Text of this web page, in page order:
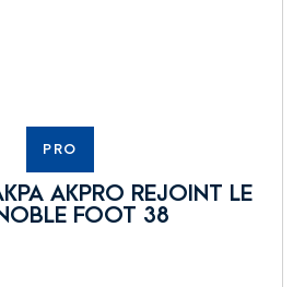
PRO
AKPRO REJOINT LE
FOOT 38